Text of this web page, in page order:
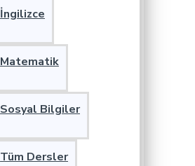
İngilizce
Matematik
Sosyal Bilgiler
Tüm Dersler